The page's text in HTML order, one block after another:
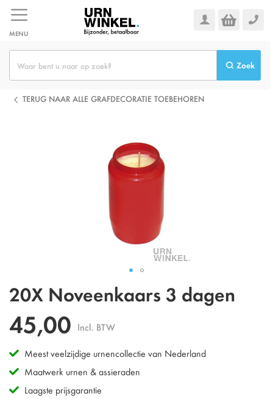
naar
de
inhoud
MENU
Zoek
TERUG NAAR ALLE GRAFDECORATIE TOEBEHOREN
naar
begin
van
afbeeldingen-
gallerij
20X Noveenkaars 3 dagen
45,00 Incl. BTW
Meest veelzijdige urnencollectie van Nederland
Maatwerk urnen & assieraden
Laagste prijsgarantie